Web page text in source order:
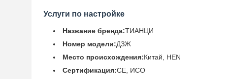
Услуги по настройке
Название бренда:ТИАНЦИ
Номер модели:ДЗЖ
Место происхождения:Китай, HEN
Сертификация:CE, ИСО